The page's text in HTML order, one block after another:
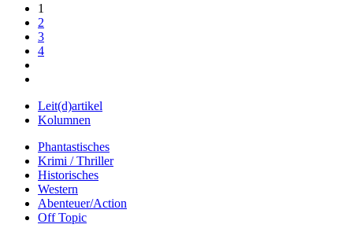
1
2
3
4
Leit(d)artikel
Kolumnen
Phantastisches
Krimi / Thriller
Historisches
Western
Abenteuer/Action
Off Topic